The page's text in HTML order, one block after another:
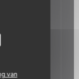
van
gratiné au